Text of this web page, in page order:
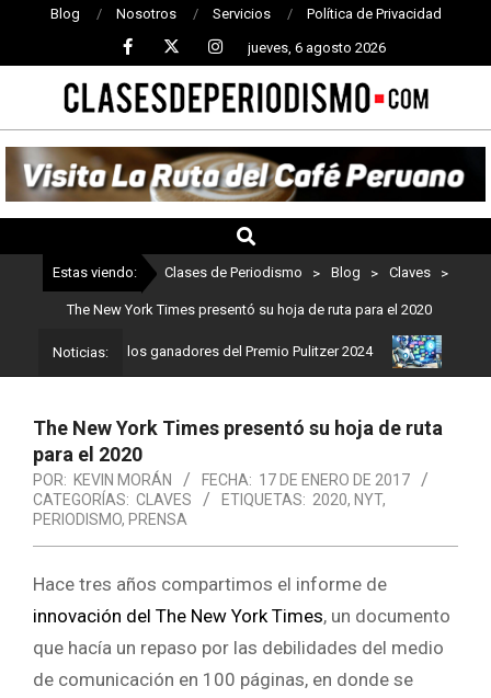
Blog Nosotros Servicios Política de Privacidad
jueves, 6 agosto 2026
CLASES
DE
PERIODISMO
Estas viendo: Clases de Periodismo > Blog > Claves >
The New York Times presentó su hoja de ruta para el 2020
Noticias:
Estos son los ganadores del Premio Pulitzer 2024 Usuarios
The New York Times presentó su hoja de ruta
para el 2020
POR: KEVIN MORÁN FECHA: 17 DE ENERO DE 2017
CATEGORÍAS: CLAVES ETIQUETAS: 2020, NYT,
PERIODISMO, PRENSA
Hace tres años compartimos el informe de
innovación del The New York Times, un documento
que hacía un repaso por las debilidades del medio
de comunicación en 100 páginas, en donde se